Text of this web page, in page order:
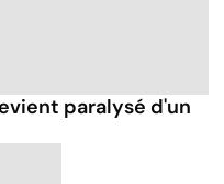
paralysé d'un